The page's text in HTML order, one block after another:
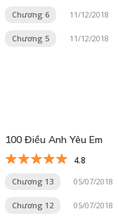
Chương 6 11/12/2018
Chương 5 11/12/2018
100 Điều Anh Yêu Em
4.8
Chương 13 05/07/2018
Chương 12 05/07/2018